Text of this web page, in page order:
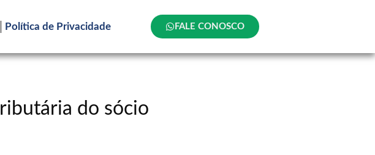
Política de Privacidade FALE CONOSCO
do sócio